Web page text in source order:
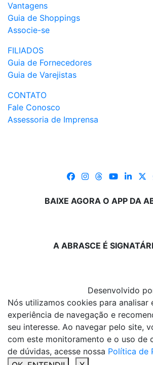
Vantagens
Guia de Shoppings
Associe-se
FILIADOS
Guia de Fornecedores
Guia de Varejistas
CONTATO
Fale Conosco
Assessoria de Imprensa
BAIXE AGORA O APP DA
A ABRASCE É
Desenvolvido
Nós utilizamos cookies para analisar
experiência de navegação e
seu interesse. Ao navegar pelo site,
com este monitoramento e o uso de
de dúvidas, acesse nossa Política de